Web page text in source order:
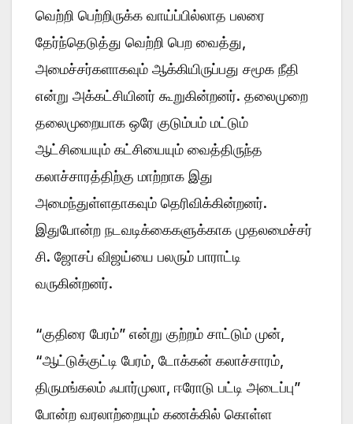
வெற்றி பெற்றிருக்க வாய்ப்பில்லாத பலரை
தேர்ந்தெடுத்து வெற்றி பெற வைத்து,
அமைச்சர்களாகவும் ஆக்கியிருப்பது சமூக நீதி
என்று அக்கட்சியினர் கூறுகின்றனர். தலைமுறை
தலைமுறையாக ஒரே குடும்பம் மட்டும்
ஆட்சியையும் கட்சியையும் வைத்திருந்த
கலாச்சாரத்திற்கு மாற்றாக இது
அமைந்துள்ளதாகவும் தெரிவிக்கின்றனர்.
இதுபோன்ற நடவடிக்கைகளுக்காக முதலமைச்சர்
சி. ஜோசப் விஜய்யை பலரும் பாராட்டி
வருகின்றனர்.
“குதிரை பேரம்” என்று குற்றம் சாட்டும் முன்,
“ஆட்டுக்குட்டி பேரம், டோக்கன் கலாச்சாரம்,
திருமங்கலம் ஃபார்முலா, ஈரோடு பட்டி அடைப்பு”
போன்ற வரலாற்றையும் கணக்கில் கொள்ள